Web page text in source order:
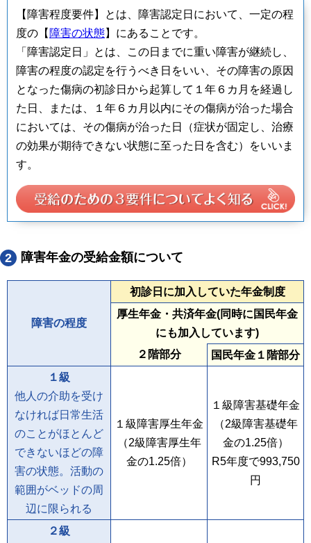
【障害程度要件】とは、障害認定日において、一定の程
度の【 障害の状態】にあることです。
「障害認定日」とは、この日までに重い障害が継続し、
障害の程度の認定を行うべき日をいい、その障害の原因
となった傷病の初診日から起算して１年６カ月を経過し
た日、または、１年６カ月以内にその傷病が治った場合
においては、その傷病が治った日（症状が固定し、治療
の効果が期待できない状態に至った日を含む）をいいま
す。
2 障害年金の受給金額について
障害の程度
初診日に加入していた年金制度
厚生年金・共済年金(同時に国民年金
にも加入しています)
２階部分
国民年金１階部分
１級
他人の介助を受け
なければ日常生活
のことがほとんど
できないほどの障
害の状態。活動の
範囲がベッドの周
辺に限られる
１級障害厚生年金
（2級障害厚生年
金の1.25倍）
１級障害基礎年金
（2級障害基礎年
金の1.25倍）
R5年度で993,750
円
２級